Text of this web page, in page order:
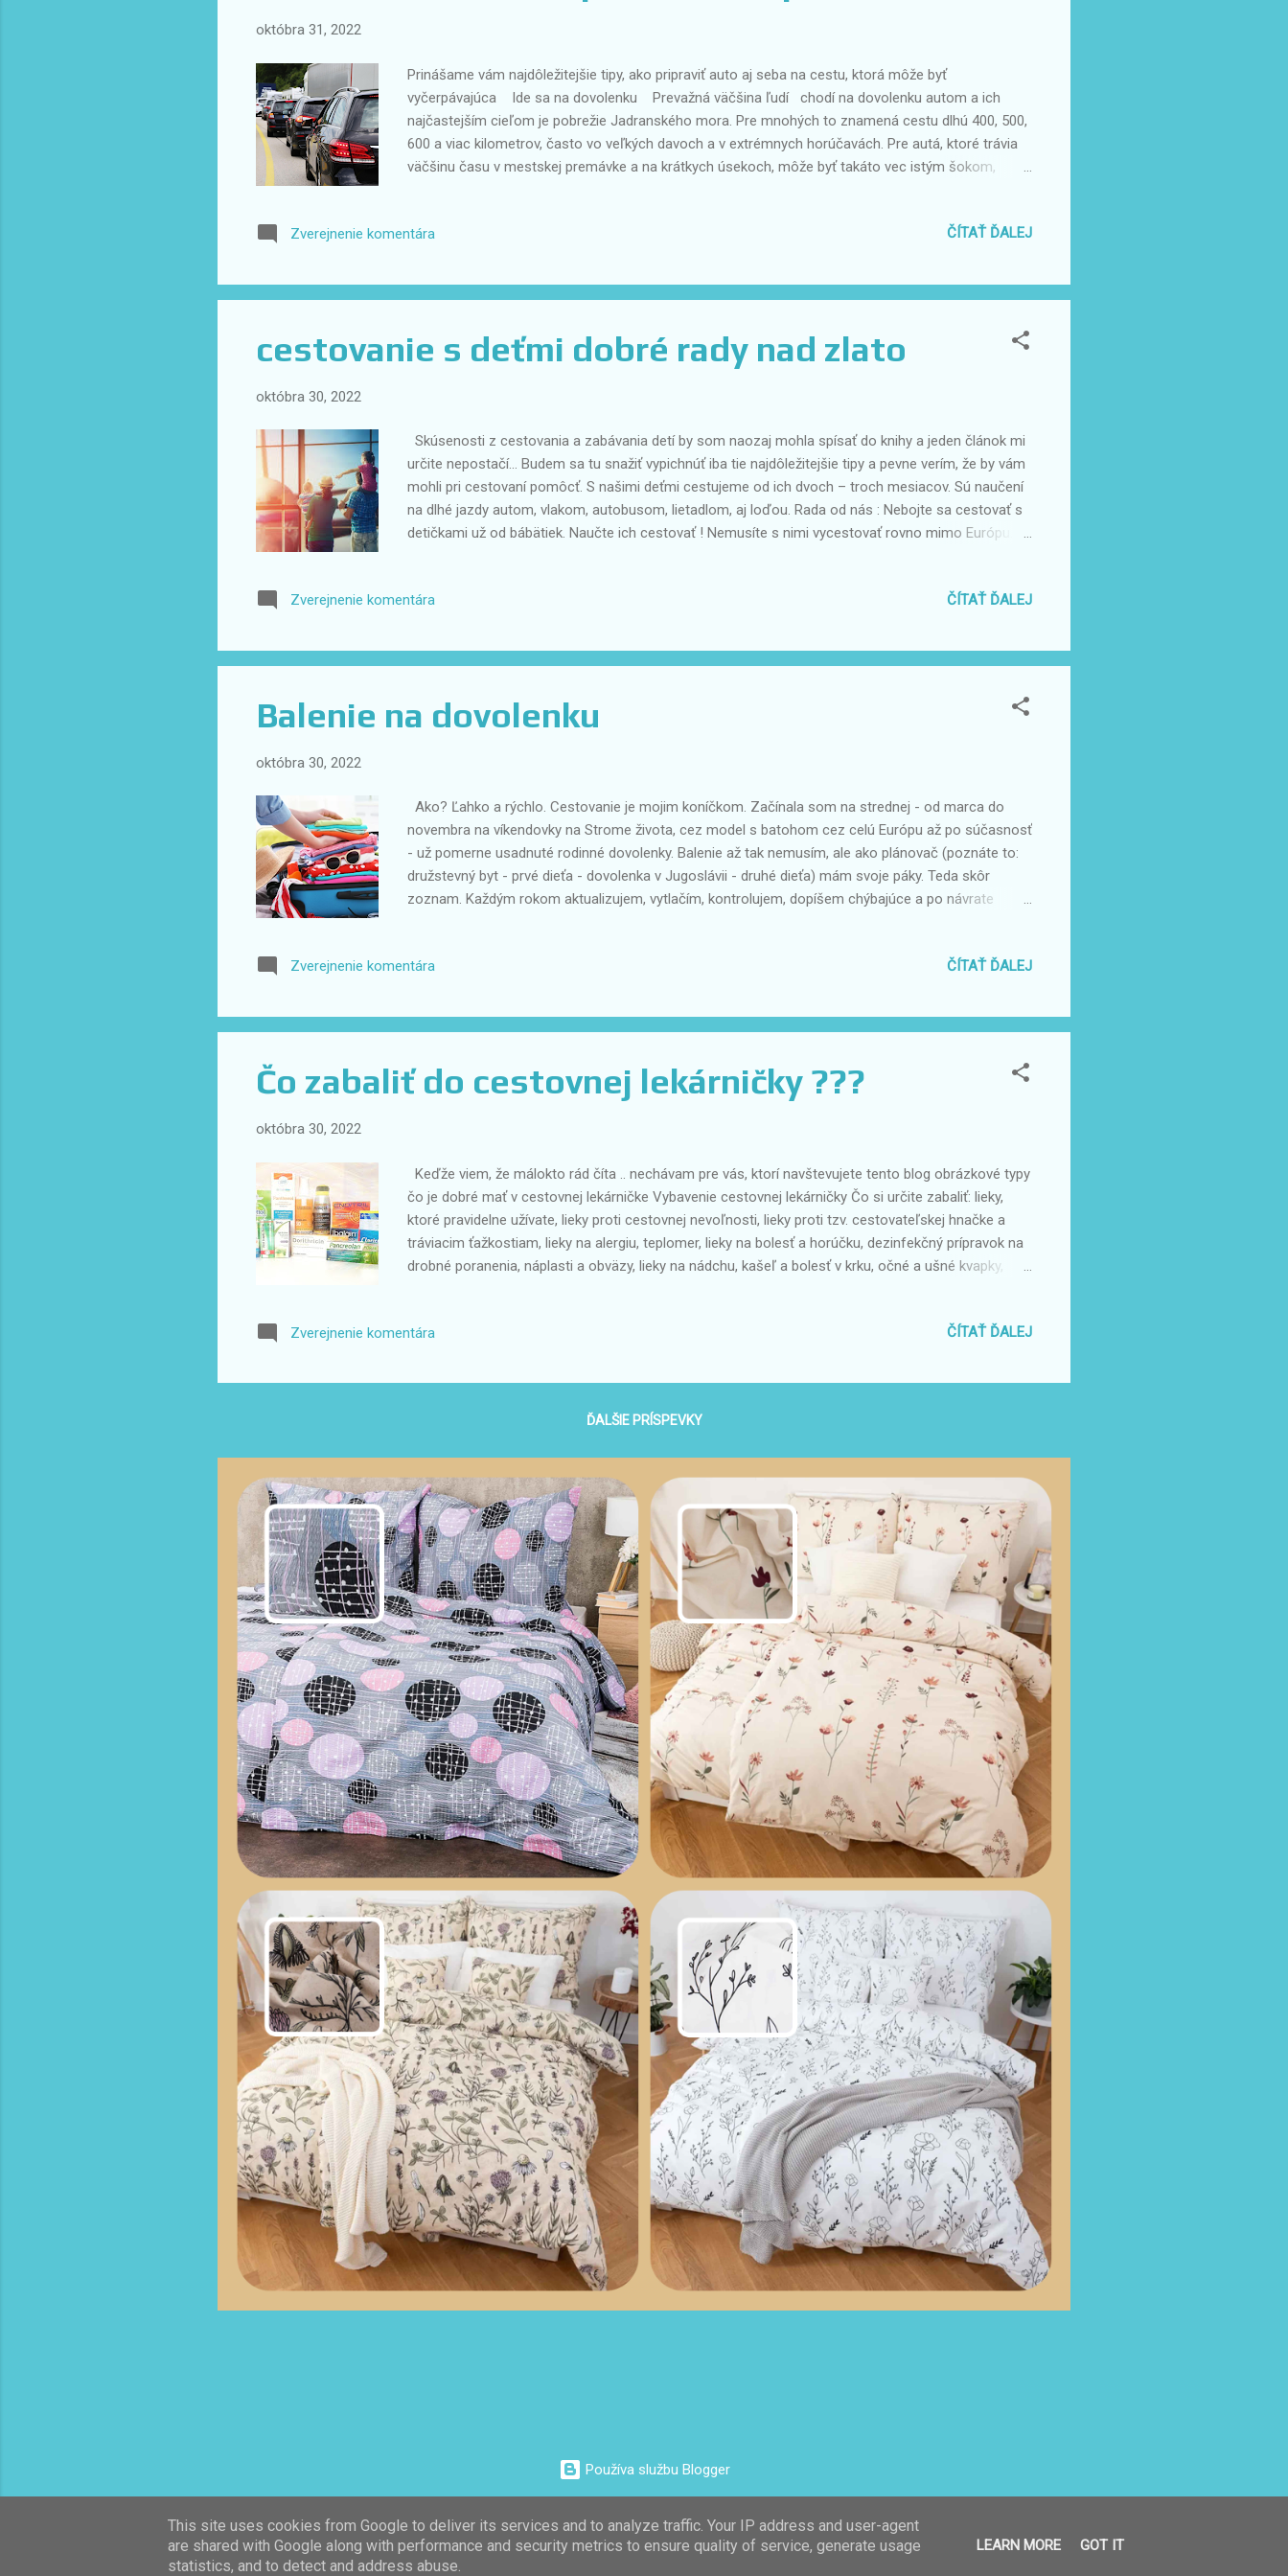
októbra 31, 2022
Prinášame vám najdôležitejšie tipy, ako pripraviť auto aj seba na cestu, ktorá môže byť
vyčerpávajúca Ide sa na dovolenku Prevažná väčšina ľudí chodí na dovolenku autom a ich
najčastejším cieľom je pobrežie Jadranského mora. Pre mnohých to znamená cestu dlhú 400, 500,
600 a viac kilometrov, často vo veľkých davoch a v extrémnych horúčavách. Pre autá, ktoré trávia
väčšinu času v mestskej premávke a na krátkych úsekoch, môže byť takáto vec istým šokom,
dovolenku si určite skontrolujte tlak v pneumatikách a prispôsobte ho veľkej hmotnosti, ktorú so
v pneumatikách môže spôsobiť nerovnomerné opotrebovanie a deformáciu. Skontrolujte tiež
opotrebovanie a poškode...
Zverejnenie komentára ČÍTAŤ ĎALEJ
cestovanie s deťmi dobré rady nad zlato
októbra 30, 2022
Skúsenosti z cestovania a zabávania detí by som naozaj mohla spísať do knihy a jeden článok mi
určite nepostačí… Budem sa tu snažiť vypichnúť iba tie najdôležitejšie tipy a pevne verím, že by vám
mohli pri cestovaní pomôcť. S našimi deťmi cestujeme od ich dvoch – troch mesiacov. Sú naučení
na dlhé jazdy autom, vlakom, autobusom, lietadlom, aj loďou. Rada od nás : Nebojte sa cestovať s
detičkami už od bábätiek. Naučte ich cestovať ! Nemusíte s nimi vycestovať rovno mimo Európu.
viac sa im cestovanie bude zdať ako úplne bežná časť života. Všetky postrehy, ktoré som za
Jednoznačne odporúčam všetkým maminkám, aby kúpili pred každou dlhšou cestou zopár nových
neobkukaných hračiek . Tu už...
Zverejnenie komentára ČÍTAŤ ĎALEJ
Balenie na dovolenku
októbra 30, 2022
Ako? Ľahko a rýchlo. Cestovanie je mojim koníčkom. Začínala som na strednej - od marca do
novembra na víkendovky na Strome života, cez model s batohom cez celú Európu až po súčasnosť
- už pomerne usadnuté rodinné dovolenky. Balenie až tak nemusím, ale ako plánovač (poznáte to:
družstevný byt - prvé dieťa - dovolenka v Jugoslávii - druhé dieťa) mám svoje páky. Teda skôr
zoznam. Každým rokom aktualizujem, vytlačím, kontrolujem, dopíšem chýbajúce a po návrate
pľacu. Určite nie je dokonalý a je skôr na autodopravu. Budem rada, ak sa pridáte a pripojíte do
doklad pri deťoch to je osobný doklad s fotografiou Cestovné poistenie Európsky preukaz
poistenca Platobná karta Peniaze Mapa cesty / navigáci...
Zverejnenie komentára ČÍTAŤ ĎALEJ
Čo zabaliť do cestovnej lekárničky ???
októbra 30, 2022
Keďže viem, že málokto rád číta .. nechávam pre vás, ktorí navštevujete tento blog obrázkové typy
čo je dobré mať v cestovnej lekárničke Vybavenie cestovnej lekárničky Čo si určite zabaliť: lieky,
ktoré pravidelne užívate, lieky proti cestovnej nevoľnosti, lieky proti tzv. cestovateľskej hnačke a
tráviacim ťažkostiam, lieky na alergiu, teplomer, lieky na bolesť a horúčku, dezinfekčný prípravok na
drobné poranenia, náplasti a obväzy, lieky na nádchu, kašeľ a bolesť v krku, očné a ušné kvapky,
... peknú dovolenku prajeme zazivir.sk
Zverejnenie komentára ČÍTAŤ ĎALEJ
ĎALŠIE PRÍSPEVKY
Používa službu Blogger
© Zaživir.sk 2022
This site uses cookies from Google to deliver its services and to analyze traffic. Your IP address and user-agent
are shared with Google along with performance and security metrics to ensure quality of service, generate usage
statistics, and to detect and address abuse.
LEARN MORE GOT IT